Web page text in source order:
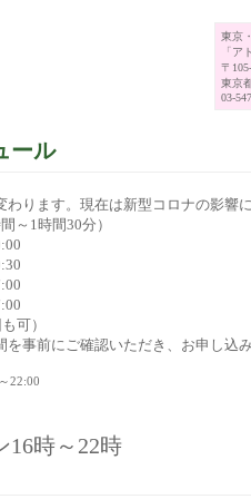
東京
「ア
〒
東京
03-
ール
わります。現在は新型コロナの影響
～1時間30分）
可）
を事前にご確認いただき、お申し込み
22:00
16時～22時